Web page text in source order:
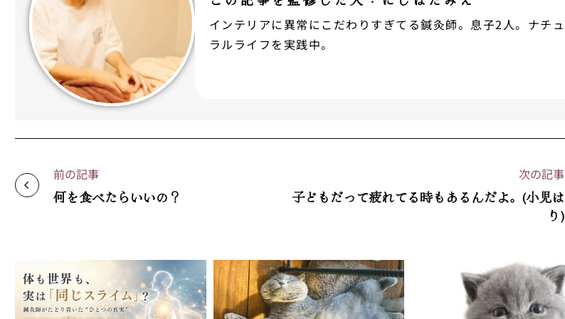
インテリアに異常にこだわりすぎてる鍼灸師。息子2人。ナチュ
ラルライフを実践中。
前の記事
何を食べたらいいの？
次の記事
子どもだって疲れてる時もあるんだよ。(小児は
り)